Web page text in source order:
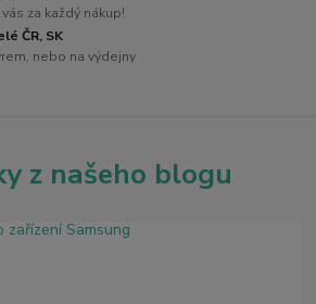
za každý nákup!
ČR, SK
nebo na výdejny
z našeho blogu